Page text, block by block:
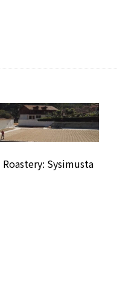
Sysimusta